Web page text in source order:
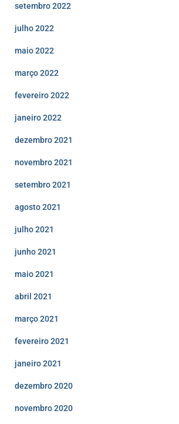
setembro 2022
julho 2022
maio 2022
março 2022
fevereiro 2022
janeiro 2022
dezembro 2021
novembro 2021
setembro 2021
agosto 2021
julho 2021
junho 2021
maio 2021
abril 2021
março 2021
fevereiro 2021
janeiro 2021
dezembro 2020
novembro 2020